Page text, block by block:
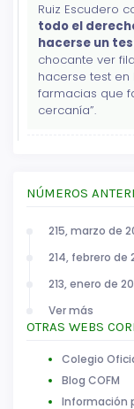
Ruiz Escudero
todo el
hacerse un
chocante ver
hacerse test
farmacias que
cercanía”.
NÚMEROS
215, marzo de
214, febrero de
213, enero de
Ver más
OTRAS WEBS
Colegio
Blog COFM
Información